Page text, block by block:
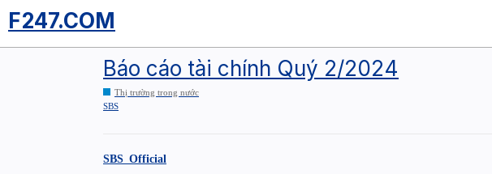
F247.COM
Báo cáo tài chính Quý 2/2024
Thị trường trong nước
SBS
SBS_Official